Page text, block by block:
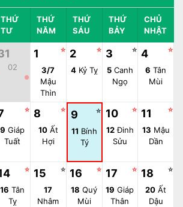
THỨ
TƯ
THỨ
NĂM
THỨ
SÁU
THỨ
BẢY
CHỦ
NHẬT
02
●
1 ☆
3/7
Mậu
Thìn
2 ☆
4Kỷ Tỵ
3 ☆
5Canh
Ngọ
4 ☆
6 Tân
Mùi
☆
9 Giáp
Tuất
8 ☆
10Ất
Hợi
9 ☆
11 Bính
Tý
10 ☆
12Đinh
Sửu
11 ☆
13 Mậu
Dần
☆
16 Tân
Tỵ
15 ☆
17
Nhâm
16 ☆
18 Quý
Mùi
17 ☆
19 Giáp
Thân
18 ☆
20 Ất
Dậu